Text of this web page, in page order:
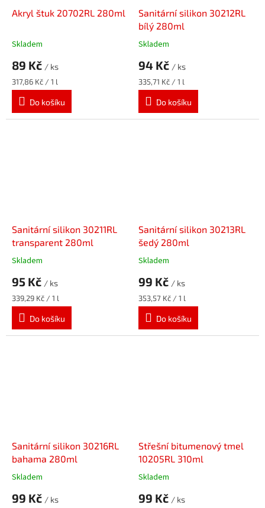
Akryl štuk 20702RL 280ml
Skladem
89 Kč / ks
Měrná
cena:
317,86 Kč / 1 l
Do košíku
Sanitární silikon 30212RL
bílý 280ml
Skladem
94 Kč / ks
Měrná
cena:
335,71 Kč / 1 l
Do košíku
Sanitární silikon 30211RL
transparent 280ml
Skladem
95 Kč / ks
Měrná
cena:
339,29 Kč / 1 l
Do košíku
Sanitární silikon 30213RL
šedý 280ml
Skladem
99 Kč / ks
Měrná
cena:
353,57 Kč / 1 l
Do košíku
Sanitární silikon 30216RL
bahama 280ml
Skladem
99 Kč / ks
Střešní bitumenový tmel
10205RL 310ml
Skladem
99 Kč / ks